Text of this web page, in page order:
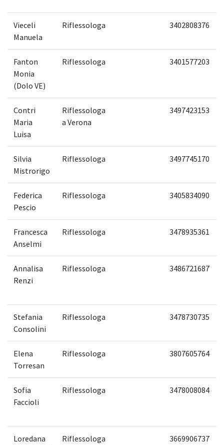
Vieceli
Manuela
Riflessologa 3402808376
Fanton
Monia
(Dolo VE)
Riflessologa 3401577203
Contri
Maria
Luisa
Riflessologa
a Verona
3497423153
Silvia
Mistrorigo
Riflessologa 3497745170
Federica
Pescio
Riflessologa 3405834090
Francesca
Anselmi
Riflessologa 3478935361
Annalisa
Renzi
Riflessologa 3486721687
Stefania
Consolini
Riflessologa 3478730735
Elena
Torresan
Riflessologa 3807605764
Sofia
Faccioli
Riflessologa 3478008084
Loredana
Riflessologa 3669906737